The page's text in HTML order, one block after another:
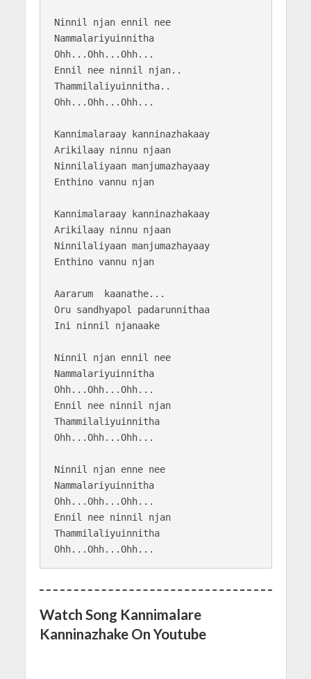
Ninnil njan ennil nee
Nammalariyuinnitha
Ohh...Ohh...Ohh...
Ennil nee ninnil njan..
Thammilaliyuinnitha..
Ohh...Ohh...Ohh...
Kannimalaraay kanninazhakaay
Arikilaay ninnu njaan
Ninnilaliyaan manjumazhayaay
Enthino vannu njan
Kannimalaraay kanninazhakaay
Arikilaay ninnu njaan
Ninnilaliyaan manjumazhayaay
Enthino vannu njan
Aararum  kaanathe...
Oru sandhyapol padarunnithaa
Ini ninnil njanaake
Ninnil njan ennil nee
Nammalariyuinnitha
Ohh...Ohh...Ohh...
Ennil nee ninnil njan
Thammilaliyuinnitha
Ohh...Ohh...Ohh...
Ninnil njan enne nee
Nammalariyuinnitha
Ohh...Ohh...Ohh...
Ennil nee ninnil njan
Thammilaliyuinnitha
Watch Song Kannimalare
Kanninazhake On Youtube